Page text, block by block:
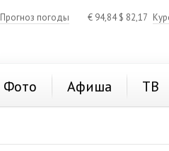
Прогноз погоды € 94,84$ 82,17
Фото Афиша ТВ